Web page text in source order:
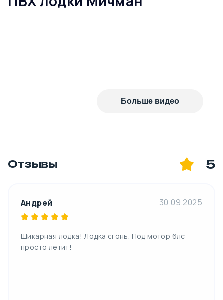
Больше видео
Отзывы 5
Андрей 30.09.2025
Шикарная лодка! Лодка огонь. Под мотор 6лс
просто летит!